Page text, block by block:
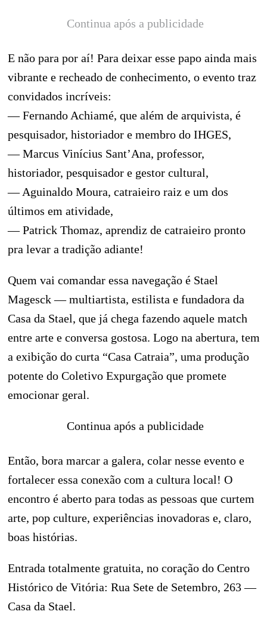
Continua após a publicidade
E não para por aí! Para deixar esse papo ainda mais
vibrante e recheado de conhecimento, o evento traz
convidados incríveis:
— Fernando Achiamé, que além de arquivista, é
pesquisador, historiador e membro do IHGES,
— Marcus Vinícius Sant’Ana, professor,
historiador, pesquisador e gestor cultural,
— Aguinaldo Moura, catraieiro raiz e um dos
últimos em atividade,
— Patrick Thomaz, aprendiz de catraieiro pronto
pra levar a tradição adiante!
Quem vai comandar essa navegação é Stael
Magesck — multiartista, estilista e fundadora da
Casa da Stael, que já chega fazendo aquele match
entre arte e conversa gostosa. Logo na abertura, tem
a exibição do curta “Casa Catraia”, uma produção
potente do Coletivo Expurgação que promete
emocionar geral.
Continua após a publicidade
Então, bora marcar a galera, colar nesse evento e
fortalecer essa conexão com a cultura local! O
encontro é aberto para todas as pessoas que curtem
arte, pop culture, experiências inovadoras e, claro,
boas histórias.
Entrada totalmente gratuita, no coração do Centro
Histórico de Vitória: Rua Sete de Setembro, 263 —
Casa da Stael.